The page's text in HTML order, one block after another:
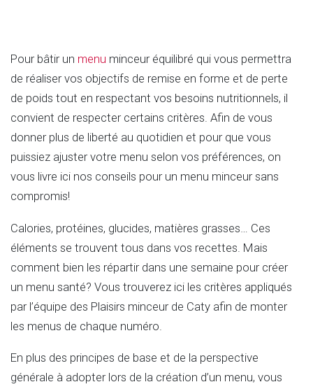
Pour bâtir un menu minceur équilibré qui vous permettra
de réaliser vos objectifs de remise en forme et de perte
de poids tout en respectant vos besoins nutritionnels, il
convient de respecter certains critères. Afin de vous
donner plus de liberté au quotidien et pour que vous
puissiez ajuster votre menu selon vos préférences, on
vous livre ici nos conseils pour un menu minceur sans
compromis!
Calories, protéines, glucides, matières grasses… Ces
éléments se trouvent tous dans vos recettes. Mais
comment bien les répartir dans une semaine pour créer
un menu santé? Vous trouverez ici les critères appliqués
par l’équipe des Plaisirs minceur de Caty afin de monter
les menus de chaque numéro.
En plus des principes de base et de la perspective
générale à adopter lors de la création d’un menu, vous